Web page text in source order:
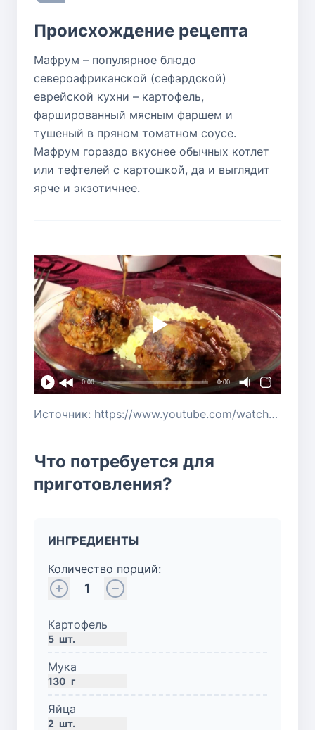
Происхождение рецепта
Мафрум – популярное блюдо
североафриканской (сефардской)
еврейской кухни – картофель,
фаршированный мясным фаршем и
тушеный в пряном томатном соусе.
Мафрум гораздо вкуснее обычных котлет
или тефтелей с картошкой, да и выглядит
ярче и экзотичнее.
0:00 0:00
Источник: https://www.youtube.com/watch?v=VW0esreK3WI
Что потребуется для
приготовления?
ИНГРЕДИЕНТЫ
Количество порций:
1
Картофель
5 шт.
Мука
130 г
Яйца
2 шт.